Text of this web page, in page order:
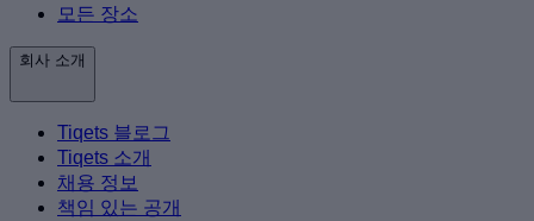
모든 장소
회사 소개
Tiqets 블로그
Tiqets 소개
채용 정보
책임 있는 공개